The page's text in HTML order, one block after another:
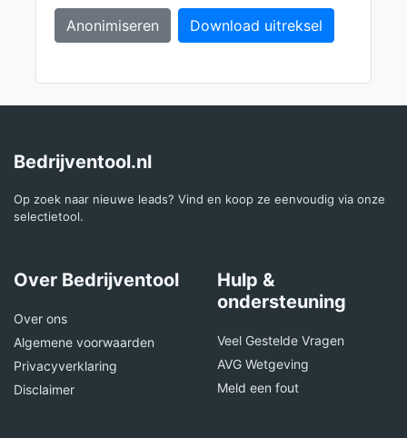
Anonimiseren Download uitreksel
Bedrijventool.nl
Op zoek naar nieuwe leads? Vind en koop ze eenvoudig via onze
selectietool.
Over Bedrijventool
Over ons
Algemene voorwaarden
Privacyverklaring
Disclaimer
Hulp &
ondersteuning
Veel Gestelde Vragen
AVG Wetgeving
Meld een fout